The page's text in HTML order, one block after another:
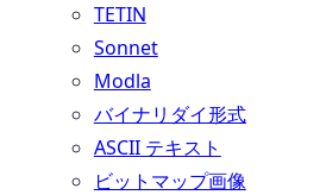
TETIN
Sonnet
Modla
バイナリダイ形式
ASCII テキスト
ビットマップ画像